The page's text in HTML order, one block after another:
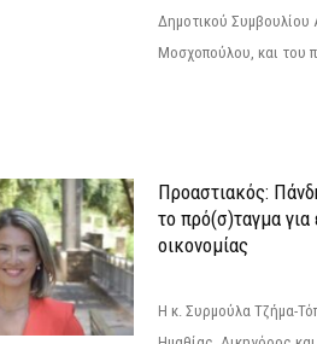
Δημοτικού Συμβουλίου
Μοσχοπούλου, και του
Προαστιακός:
το πρό(σ)ταγμα για
οικονομίας
Η κ. Συρμούλα Τζήμα-